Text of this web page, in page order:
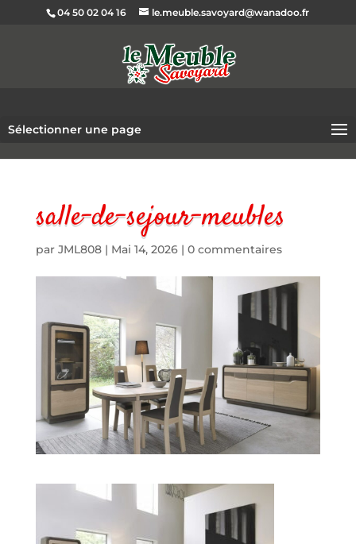
04 50 02 04 16 le.meuble.savoyard@wanadoo.fr
Sélectionner une page
salle-de-sejour-meubles
par JML808| Mai 14, 2026| 0 commentaires